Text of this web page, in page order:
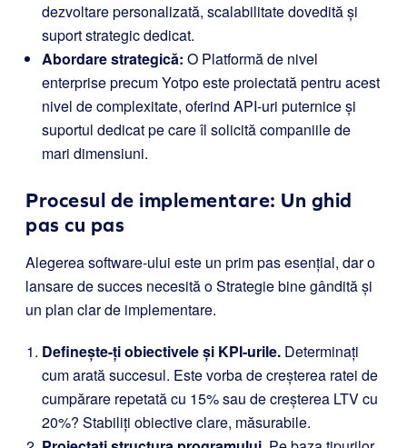
dezvoltare personalizată, scalabilitate dovedită și
suport strategic dedicat.
Abordare strategică: O Platformă de nivel
enterprise precum Yotpo este proiectată pentru acest
nivel de complexitate, oferind API-uri puternice și
suportul dedicat pe care îl solicită companiile de
mari dimensiuni.
Procesul de implementare: Un ghid
pas cu pas
Alegerea software-ului este un prim pas esențial, dar o
lansare de succes necesită o Strategie bine gândită și
un plan clar de implementare.
Definește-ți obiectivele și KPI-urile. Determinați
cum arată succesul. Este vorba de creșterea ratei de
cumpărare repetată cu 15% sau de creșterea LTV cu
20%? Stabiliți obiective clare, măsurabile.